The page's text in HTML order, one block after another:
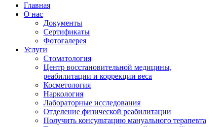
Главная
О нас
Документы
Сертификаты
Фотогалерея
Услуги
Стоматология
Центр восстановительной медицины,
реабилитации и коррекции веса
Косметология
Наркология
Лабораторные исследования
Отделение физической реабилитации
Получить консультацию мануального терапевта